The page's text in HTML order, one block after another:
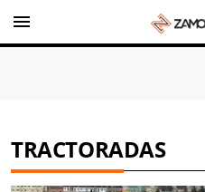
menu
TRACTORADAS